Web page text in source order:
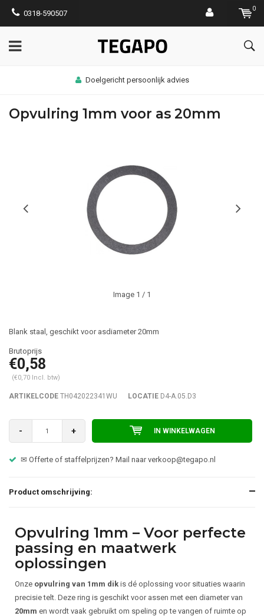
0318-590507
0
Doelgericht persoonlijk advies
Opvulring 1mm voor as 20mm
Image 1 / 1
Blank staal, geschikt voor asdiameter 20mm
€0,58
(€0,70 Incl. btw)
ARTIKELCODE TH042022341WU LOCATIE D4-A.05.D3
- + IN WINKELWAGEN
✉ Offerte of staffelprijzen? Mail naarverkoop@tegapo.nl
Product omschrijving:
Opvulring 1mm – Voor perfecte
passing en maatwerk
oplossingen
Onze opvulring van 1mm dik is dé oplossing voor situaties waarin
precisie telt. Deze ring is geschikt voor assen met een diameter van
20mm en wordt vaak gebruikt om speling op te vangen of ruimte op